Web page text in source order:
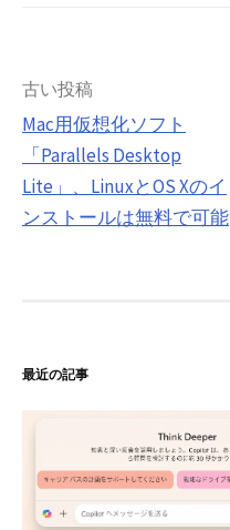
投
稿
ナ
ビ
ョ
ン
古い投稿
Mac用仮想化ソフト
「Parallels Desktop
Lite」、LinuxとOS Xのイ
ンストールは無料で可能
最近の記事